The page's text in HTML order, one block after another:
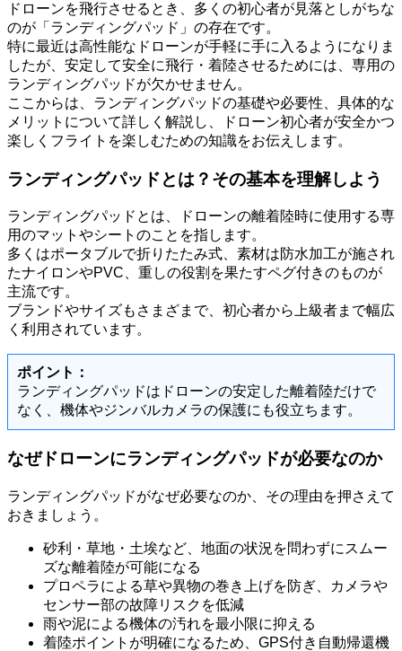
ドローンを飛行させるとき、多くの初心者が見落としがちな
のが「ランディングパッド」の存在です。
特に最近は高性能なドローンが手軽に手に入るようになりま
したが、安定して安全に飛行・着陸させるためには、専用の
ランディングパッドが欠かせません。
ここからは、ランディングパッドの基礎や必要性、具体的な
メリットについて詳しく解説し、ドローン初心者が安全かつ
楽しくフライトを楽しむための知識をお伝えします。
ランディングパッドとは？その基本を理解しよう
ランディングパッドとは、ドローンの離着陸時に使用する専
用のマットやシートのことを指します。
多くはポータブルで折りたたみ式、素材は防水加工が施され
たナイロンやPVC、重しの役割を果たすペグ付きのものが
主流です。
ブランドやサイズもさまざまで、初心者から上級者まで幅広
く利用されています。
ポイント：
ランディングパッドはドローンの安定した離着陸だけで
なく、機体やジンバルカメラの保護にも役立ちます。
なぜドローンにランディングパッドが必要なのか
ランディングパッドがなぜ必要なのか、その理由を押さえて
おきましょう。
砂利・草地・土埃など、地面の状況を問わずにスムー
ズな離着陸が可能になる
プロペラによる草や異物の巻き上げを防ぎ、カメラや
センサー部の故障リスクを低減
雨や泥による機体の汚れを最小限に抑える
着陸ポイントが明確になるため、GPS付き自動帰還機